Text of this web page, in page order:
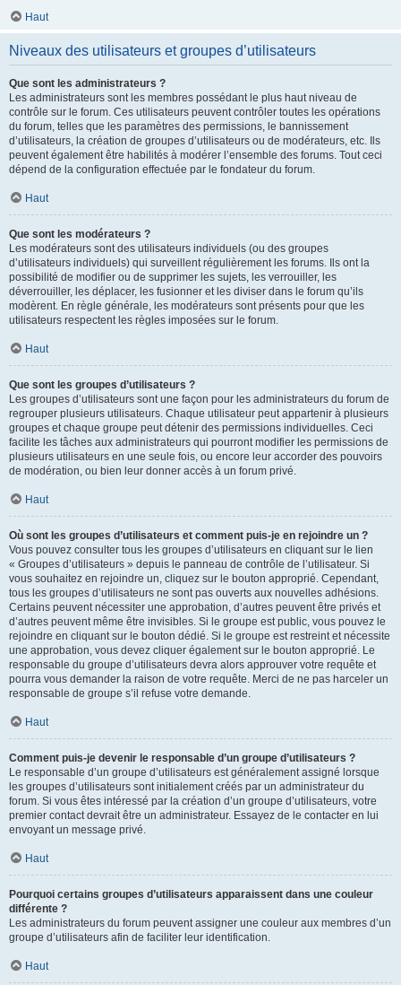
Haut
Niveaux des utilisateurs et groupes d’utilisateurs
Que sont les administrateurs ?
Les administrateurs sont les membres possédant le plus haut niveau de
contrôle sur le forum. Ces utilisateurs peuvent contrôler toutes les opérations
du forum, telles que les paramètres des permissions, le bannissement
d’utilisateurs, la création de groupes d’utilisateurs ou de modérateurs, etc. Ils
peuvent également être habilités à modérer l’ensemble des forums. Tout ceci
dépend de la configuration effectuée par le fondateur du forum.
Haut
Que sont les modérateurs ?
Les modérateurs sont des utilisateurs individuels (ou des groupes
d’utilisateurs individuels) qui surveillent régulièrement les forums. Ils ont la
possibilité de modifier ou de supprimer les sujets, les verrouiller, les
déverrouiller, les déplacer, les fusionner et les diviser dans le forum qu’ils
modèrent. En règle générale, les modérateurs sont présents pour que les
utilisateurs respectent les règles imposées sur le forum.
Haut
Que sont les groupes d’utilisateurs ?
Les groupes d’utilisateurs sont une façon pour les administrateurs du forum de
regrouper plusieurs utilisateurs. Chaque utilisateur peut appartenir à plusieurs
groupes et chaque groupe peut détenir des permissions individuelles. Ceci
facilite les tâches aux administrateurs qui pourront modifier les permissions de
plusieurs utilisateurs en une seule fois, ou encore leur accorder des pouvoirs
de modération, ou bien leur donner accès à un forum privé.
Haut
Où sont les groupes d’utilisateurs et comment puis-je en rejoindre un ?
Vous pouvez consulter tous les groupes d’utilisateurs en cliquant sur le lien
« Groupes d’utilisateurs » depuis le panneau de contrôle de l’utilisateur. Si
vous souhaitez en rejoindre un, cliquez sur le bouton approprié. Cependant,
tous les groupes d’utilisateurs ne sont pas ouverts aux nouvelles adhésions.
Certains peuvent nécessiter une approbation, d’autres peuvent être privés et
d’autres peuvent même être invisibles. Si le groupe est public, vous pouvez le
rejoindre en cliquant sur le bouton dédié. Si le groupe est restreint et nécessite
une approbation, vous devez cliquer également sur le bouton approprié. Le
responsable du groupe d’utilisateurs devra alors approuver votre requête et
pourra vous demander la raison de votre requête. Merci de ne pas harceler un
responsable de groupe s’il refuse votre demande.
Haut
Comment puis-je devenir le responsable d’un groupe d’utilisateurs ?
Le responsable d’un groupe d’utilisateurs est généralement assigné lorsque
les groupes d’utilisateurs sont initialement créés par un administrateur du
forum. Si vous êtes intéressé par la création d’un groupe d’utilisateurs, votre
premier contact devrait être un administrateur. Essayez de le contacter en lui
envoyant un message privé.
Haut
Pourquoi certains groupes d’utilisateurs apparaissent dans une couleur
différente ?
Les administrateurs du forum peuvent assigner une couleur aux membres d’un
groupe d’utilisateurs afin de faciliter leur identification.
Haut